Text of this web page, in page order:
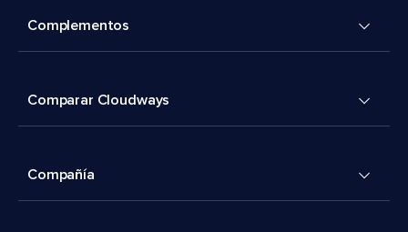
Complementos
Comparar Cloudways
Compañía